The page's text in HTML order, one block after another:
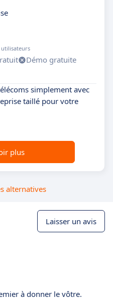
utilisateurs
Démo gratuite
simplement avec
taillé pour votre
plus
alternatives
Laisser un avis
à donner le vôtre.